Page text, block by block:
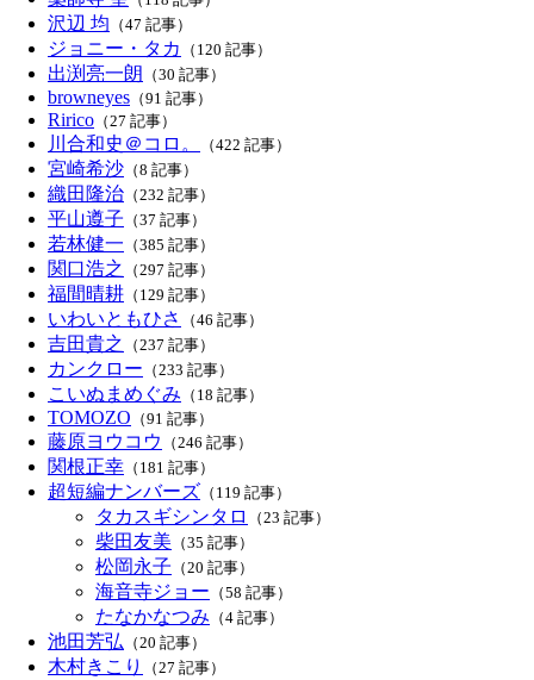
沢辺 均 （47 記事）
ジョニー・タカ （120 記事）
出渕亮一朗 （30 記事）
browneyes （91 記事）
Ririco （27 記事）
川合和史＠コロ。 （422 記事）
宮崎希沙 （8 記事）
織田隆治 （232 記事）
平山遵子 （37 記事）
若林健一 （385 記事）
関口浩之 （297 記事）
福間晴耕 （129 記事）
いわいともひさ （46 記事）
吉田貴之 （237 記事）
カンクロー （233 記事）
こいぬまめぐみ （18 記事）
TOMOZO （91 記事）
藤原ヨウコウ （246 記事）
関根正幸 （181 記事）
超短編ナンバーズ （119 記事）
タカスギシンタロ （23 記事）
柴田友美 （35 記事）
松岡永子 （20 記事）
海音寺ジョー （58 記事）
たなかなつみ （4 記事）
池田芳弘 （20 記事）
木村きこり （27 記事）